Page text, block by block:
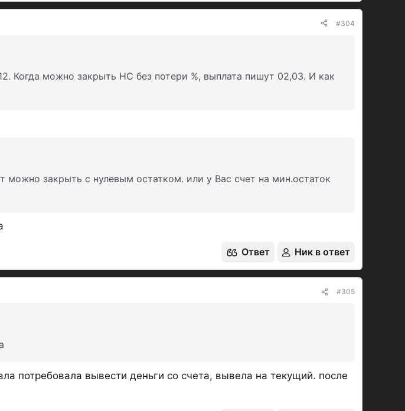
Счета для каждого Клиентапервые два месяца,начиная с
счетов,
#304
Когда можно закрыть НС без потери %, выплата пишут 02,03. И как
можно закрыть с нулевым остатком. или у Вас счет на мин.остаток
Ответ Ник в ответ
#305
потребовала вывести деньги со счета, вывела на текущий. после